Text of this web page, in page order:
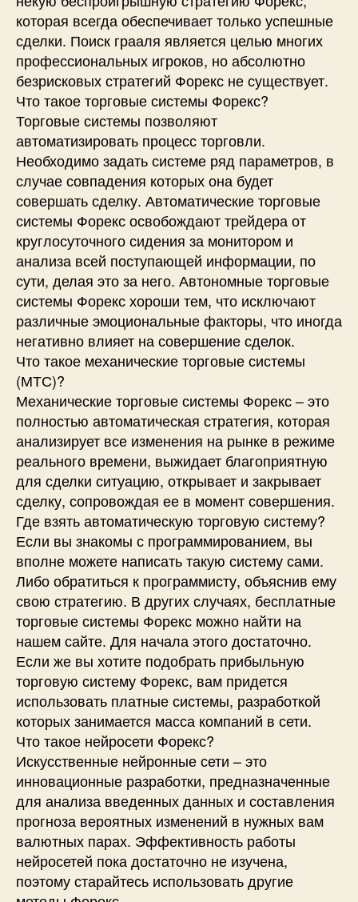
которая всегда обеспечивает только успешные
сделки. Поиск грааля является целью многих
профессиональных игроков, но абсолютно
безрисковых стратегий Форекс не существует.
Что такое торговые системы Форекс?
Торговые системы позволяют
автоматизировать процесс торговли.
Необходимо задать системе ряд параметров, в
случае совпадения которых она будет
совершать сделку. Автоматические торговые
системы Форекс освобождают трейдера от
круглосуточного сидения за монитором и
анализа всей поступающей информации, по
сути, делая это за него. Автономные торговые
системы Форекс хороши тем, что исключают
различные эмоциональные факторы, что иногда
негативно влияет на совершение сделок.
Что такое механические торговые системы
(МТС)?
Механические торговые системы Форекс – это
полностью автоматическая стратегия, которая
анализирует все изменения на рынке в режиме
реального времени, выжидает благоприятную
для сделки ситуацию, открывает и закрывает
сделку, сопровождая ее в момент совершения.
Где взять автоматическую торговую систему?
Если вы знакомы с программированием, вы
вполне можете написать такую систему сами.
Либо обратиться к программисту, объяснив ему
свою стратегию. В других случаях, бесплатные
торговые системы Форекс можно найти на
нашем сайте. Для начала этого достаточно.
Если же вы хотите подобрать прибыльную
торговую систему Форекс, вам придется
использовать платные системы, разработкой
которых занимается масса компаний в сети.
Что такое нейросети Форекс?
Искусственные нейронные сети – это
инновационные разработки, предназначенные
для анализа введенных данных и составления
прогноза вероятных изменений в нужных вам
валютных парах. Эффективность работы
нейросетей пока достаточно не изучена,
поэтому старайтесь использовать другие